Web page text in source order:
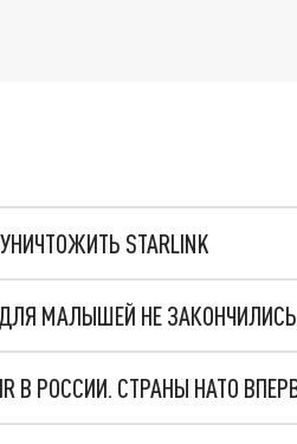
STARLINK
МАЛЫШЕЙ НЕ ЗАКОНЧИЛИСЬ